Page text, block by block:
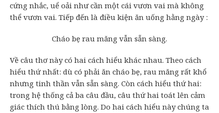
cứng nhắc, uể oải như cần một cái vươn vai mà không
thể vươn vai. Tiếp đến là điều kiện ăn uống hằng ngày :
Cháo bẹ rau măng vẫn sẵn sàng.
Về câu thơ này có hai cách hiểu khác nhau. Theo cách
hiểu thứ nhất: dù có phải ăn cháo bẹ, rau măng rất khổ
nhưng tinh thần vẫn sẵn sàng. Còn cách hiểu thứ hai:
trong hệ thống cả ba câu đầu, câu thứ hai toát lên cảm
giác thích thú bằng lòng. Do hai cách hiểu này chúng ta